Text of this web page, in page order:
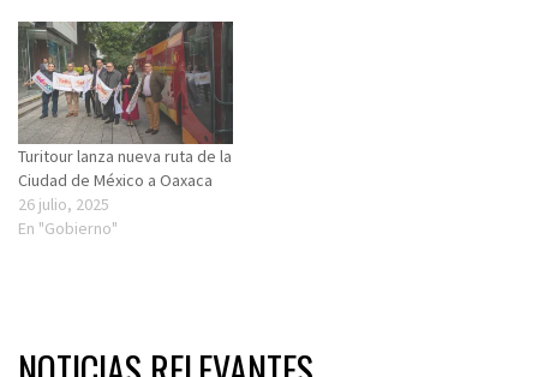
Turitour lanza nueva ruta de la
Ciudad de México a Oaxaca
26 julio, 2025
En "Gobierno"